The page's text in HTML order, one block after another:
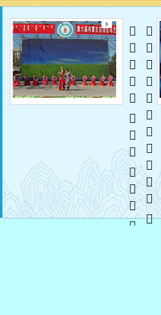
  
   